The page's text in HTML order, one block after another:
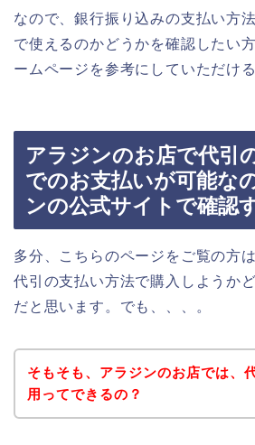
なので、銀行振り込みの支払い方
で使えるのかどうかを確認したい
ームページを参考にしていただけ
アラジンのお店で代引
でのお支払いが可能な
ンの公式サイトで確認
多分、こちらのページをご覧の方
代引の支払い方法で購入しようか
だと思います。でも、、、。
そもそも、アラジンのお店では、
用ってできるの？